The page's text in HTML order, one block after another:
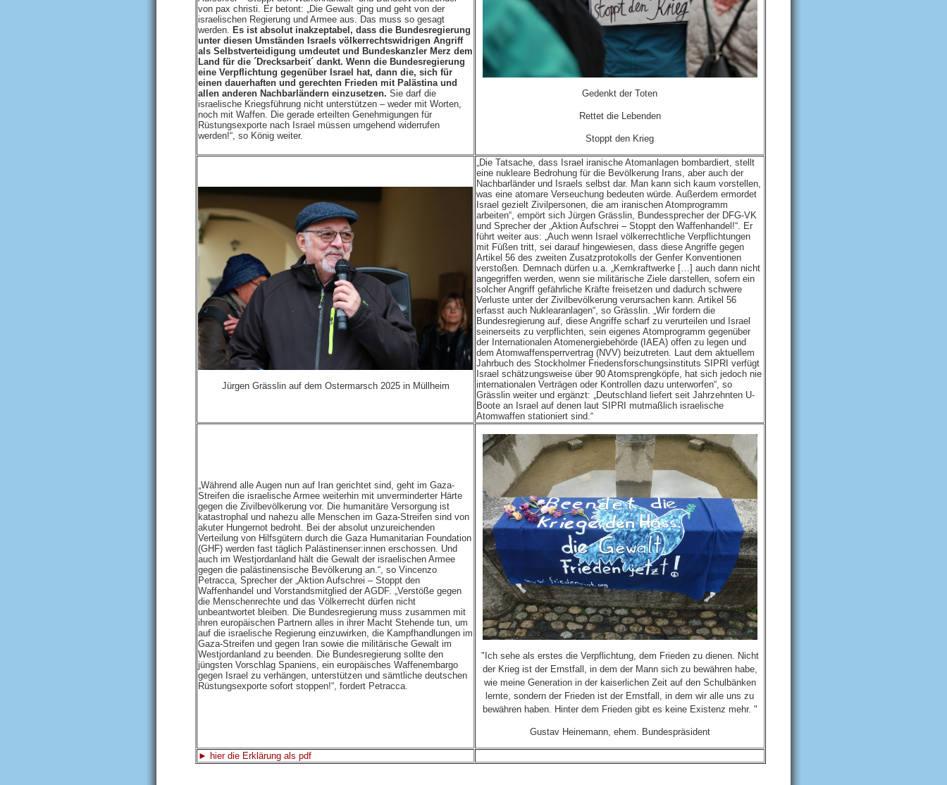
von pax christi. Er betont: „Die Gewalt ging und geht von der
israelischen Regierung und Armee aus. Das muss so gesagt
werden. Es ist absolut inakzeptabel, dass die Bundesregierung
unter diesen Umständen Israels völkerrechtswidrigen Angriff
als Selbstverteidigung umdeutet und Bundeskanzler Merz dem
Land für die ´Drecksarbeit´ dankt. Wenn die Bundesregierung
eine Verpflichtung gegenüber Israel hat, dann die, sich für
einen dauerhaften und gerechten Frieden mit Palästina und
allen anderen Nachbarländern einzusetzen. Sie darf die
israelische Kriegsführung nicht unterstützen – weder mit Worten,
noch mit Waffen. Die gerade erteilten Genehmigungen für
Rüstungsexporte nach Israel müssen umgehend widerrufen
werden!“, so König weiter.
Gedenkt der Toten
Rettet die Lebenden
Stoppt den Krieg
Jürgen Grässlin auf dem Ostermarsch 2025 in Müllheim
„Die Tatsache, dass Israel iranische Atomanlagen bombardiert, stellt
eine nukleare Bedrohung für die Bevölkerung Irans, aber auch der
Nachbarländer und Israels selbst dar. Man kann sich kaum vorstellen,
was eine atomare Verseuchung bedeuten würde. Außerdem ermordet
Israel gezielt Zivilpersonen, die am iranischen Atomprogramm
arbeiten“, empört sich Jürgen Grässlin, Bundessprecher der DFG-VK
und Sprecher der „Aktion Aufschrei – Stoppt den Waffenhandel!“. Er
führt weiter aus: „Auch wenn Israel völkerrechtliche Verpflichtungen
mit Füßen tritt, sei darauf hingewiesen, dass diese Angriffe gegen
Artikel 56 des zweiten Zusatzprotokolls der Genfer Konventionen
verstoßen. Demnach dürfen u.a. „Kernkraftwerke […] auch dann nicht
angegriffen werden, wenn sie militärische Ziele darstellen, sofern ein
solcher Angriff gefährliche Kräfte freisetzen und dadurch schwere
Verluste unter der Zivilbevölkerung verursachen kann. Artikel 56
erfasst auch Nuklearanlagen“, so Grässlin. „Wir fordern die
Bundesregierung auf, diese Angriffe scharf zu verurteilen und Israel
seinerseits zu verpflichten, sein eigenes Atomprogramm gegenüber
der Internationalen Atomenergiebehörde (IAEA) offen zu legen und
dem Atomwaffensperrvertrag (NVV) beizutreten. Laut dem aktuellem
Jahrbuch des Stockholmer Friedensforschungsinstituts SIPRI verfügt
Israel schätzungsweise über 90 Atomsprengköpfe, hat sich jedoch nie
internationalen Verträgen oder Kontrollen dazu unterworfen“, so
Grässlin weiter und ergänzt: „Deutschland liefert seit Jahrzehnten U-
Boote an Israel auf denen laut SIPRI mutmaßlich israelische
Atomwaffen stationiert sind.“
„Während alle Augen nun auf Iran gerichtet sind, geht im Gaza-
Streifen die israelische Armee weiterhin mit unverminderter Härte
gegen die Zivilbevölkerung vor. Die humanitäre Versorgung ist
katastrophal und nahezu alle Menschen im Gaza-Streifen sind von
akuter Hungernot bedroht. Bei der absolut unzureichenden
Verteilung von Hilfsgütern durch die Gaza Humanitarian Foundation
(GHF) werden fast täglich Palästinenser:innen erschossen. Und
auch im Westjordanland hält die Gewalt der israelischen Armee
gegen die palästinensische Bevölkerung an.“, so Vincenzo
Petracca, Sprecher der „Aktion Aufschrei – Stoppt den
Waffenhandel und Vorstandsmitglied der AGDF. „Verstöße gegen
die Menschenrechte und das Völkerrecht dürfen nicht
unbeantwortet bleiben. Die Bundesregierung muss zusammen mit
ihren europäischen Partnern alles in ihrer Macht Stehende tun, um
auf die israelische Regierung einzuwirken, die Kampfhandlungen im
Gaza-Streifen und gegen Iran sowie die militärische Gewalt im
Westjordanland zu beenden. Die Bundesregierung sollte den
jüngsten Vorschlag Spaniens, ein europäisches Waffenembargo
gegen Israel zu verhängen, unterstützen und sämtliche deutschen
Rüstungsexporte sofort stoppen!“, fordert Petracca.
"Ich sehe als erstes die Verpflichtung, dem Frieden zu dienen. Nicht
der Krieg ist der Ernstfall, in dem der Mann sich zu bewähren habe,
wie meine Generation in der kaiserlichen Zeit auf den Schulbänken
lernte, sondern der Frieden ist der Ernstfall, in dem wir alle uns zu
bewähren haben. Hinter dem Frieden gibt es keine Existenz mehr. "
Gustav Heinemann, ehem. Bundespräsident
► hier die Erklärung als pdf